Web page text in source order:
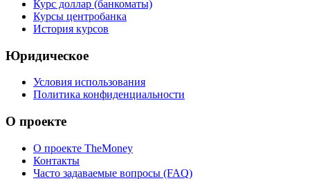
Курс доллар (банкоматы)
Курсы центробанка
История курсов
Юридическое
Условия использования
Политика конфиденциальности
О проекте
О проекте TheMoney
Контакты
Часто задаваемые вопросы (FAQ)